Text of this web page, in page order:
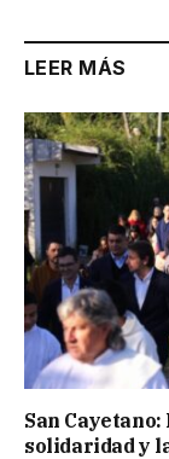
LEER MÁS
San
solidaridad y